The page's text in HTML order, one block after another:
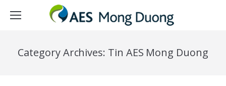
Category Archives: Tin AES Mong Duong